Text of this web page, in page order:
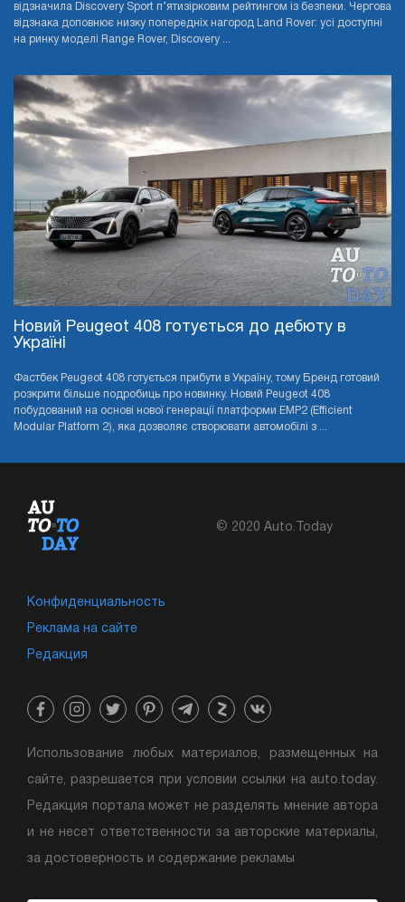
відзначила Discovery Sport п’ятизірковим рейтингом із безпеки. Чергова
відзнака доповнює низку попередніх нагород Land Rover: усі доступні
на ринку моделі Range Rover, Discovery ...
Новий Peugeot 408 готується до дебюту в
Україні
Фастбек Peugeot 408 готується прибути в Україну, тому Бренд готовий
розкрити більше подробиць про новинку. Новий Peugeot 408
побудований на основі нової генерації платформи EMP2 (Efficient
Modular Platform 2), яка дозволяє створювати автомобілі з ...
© 2020 Auto.Today
Конфиденциальность
Реклама на сайте
Редакция
Использование любых материалов, размещенных на
сайте, разрешается при условии ссылки на auto.today.
Редакция портала может не разделять мнение автора
и не несет ответственности за авторские материалы,
за достоверность и содержание рекламы